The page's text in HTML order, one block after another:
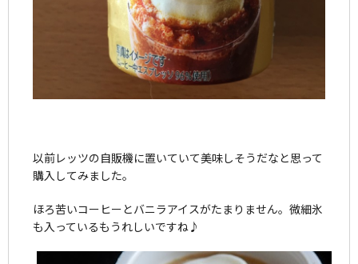
以前レッツの自販機に置いていて美味しそうだなと思って
購入してみました。
ほろ苦いコーヒーとバニラアイスがたまりません。微細氷
も入っているもうれしいですね♪